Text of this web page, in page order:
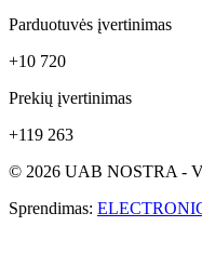
Parduotuvės įvertinimas
+10 720
Prekių įvertinimas
+119 263
© 2026 UAB NOSTRA -
Sprendimas: